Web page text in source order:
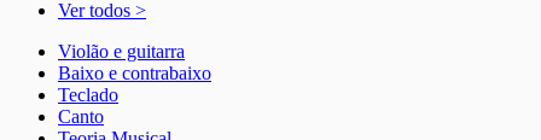
Ver todos >
Violão e guitarra
Baixo e contrabaixo
Teclado
Canto